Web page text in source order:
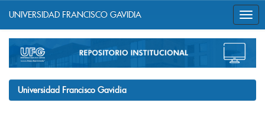
navigation
UNIVERSIDAD FRANCISCO GAVIDIA
Universidad Francisco Gavidia